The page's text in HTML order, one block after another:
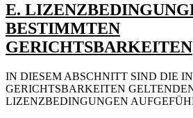
E.
BESTIMMTEN
GERICHTSBARKEITEN
IN DIESEM ABSCHNITT SIND DIE
GERICHTSBARKEITEN
LIZENZBEDINGUNGEN